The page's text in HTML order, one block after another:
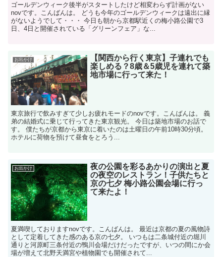
ゴールデンウィーク後半がスタートしたけど相変わらず計画がない
novです。こんばんは。 どうも今年のゴールデンウィークは遠出に縁
がないようでして・・・ 今日も朝から京都駅近くの梅小路公園で3
日、4日と開催されている「グリーンフェア」な...
お出かけ
【関西から行く東京】子連れでも
楽しめる？8歳＆5歳児を連れて築
地市場に行って来た！
東京旅行で飲みすぎて少しお疲れモードのnovです。こんばんは。 義
弟の結婚式に乗じて行ってきた東京観光。 今日は築地市場のお話で
す。 僕たちが京都から東京に着いたのは土曜日の午前10時30分頃。
ホテルに荷物を預けて昼食をとろう...
お出かけ
夜の公園を彩るあかりの演出と夏
の夜空のレストラン！子供たちと
京の七夕 梅小路公園会場に行っ
て来たよ！
夏満喫しておりますnovです。こんばんは。 最近は京都の夏の風物詩
として定着してきた感のある京の七夕。 いつもは二条城付近の堀川
通りと河原町三条付近の鴨川会場だけだったですが、いつの間にか会
場が増えて北野天満宮や植物園でも開催されて...